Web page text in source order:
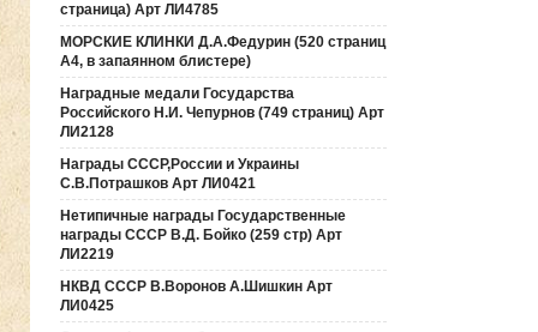
страница) Арт ЛИ4785
МОРСКИЕ КЛИНКИ Д.А.Федурин (520 страниц
А4, в запаянном блистере)
Наградные медали Государства
Российского Н.И. Чепурнов (749 страниц) Арт
ЛИ2128
Награды СССР,России и Украины
С.В.Потрашков Арт ЛИ0421
Нетипичные награды Государственные
награды СССР В.Д. Бойко (259 стр) Арт
ЛИ2219
НКВД СССР В.Воронов А.Шишкин Арт
ЛИ0425